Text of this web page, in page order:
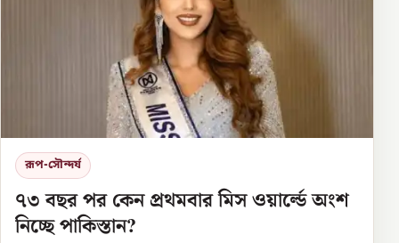
রূপ-সৌন্দর্য
৭৩ বছর পর কেন প্রথমবার মিস ওয়ার্ল্ডে অংশ
নিচ্ছে পাকিস্তান?